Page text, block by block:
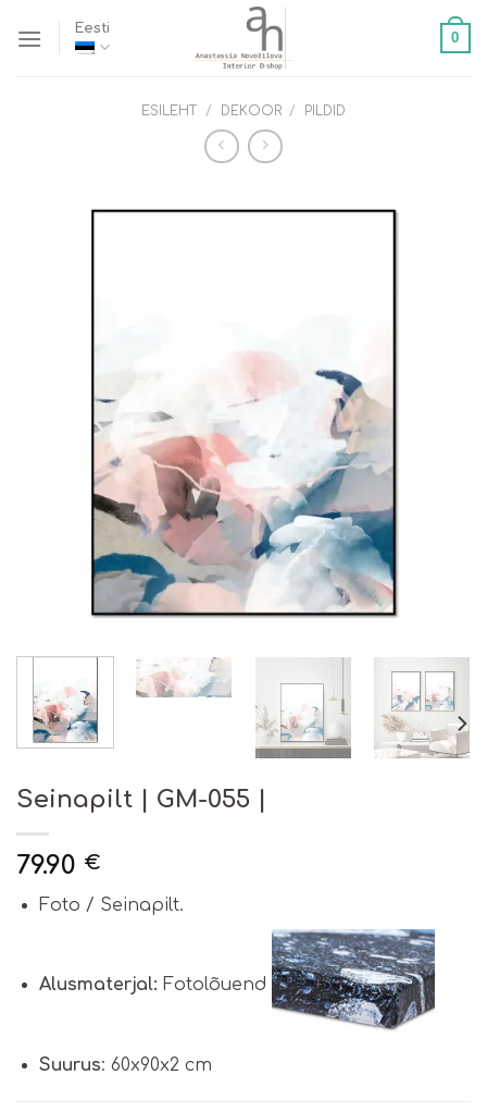
Eesti
0
ESILEHT / DEKOOR / PILDID
Seinapilt | GM-055 |
79.90 €
Foto / Seinapilt.
Alusmaterjal: Fotolõuend
Suurus: 60x90x2 cm